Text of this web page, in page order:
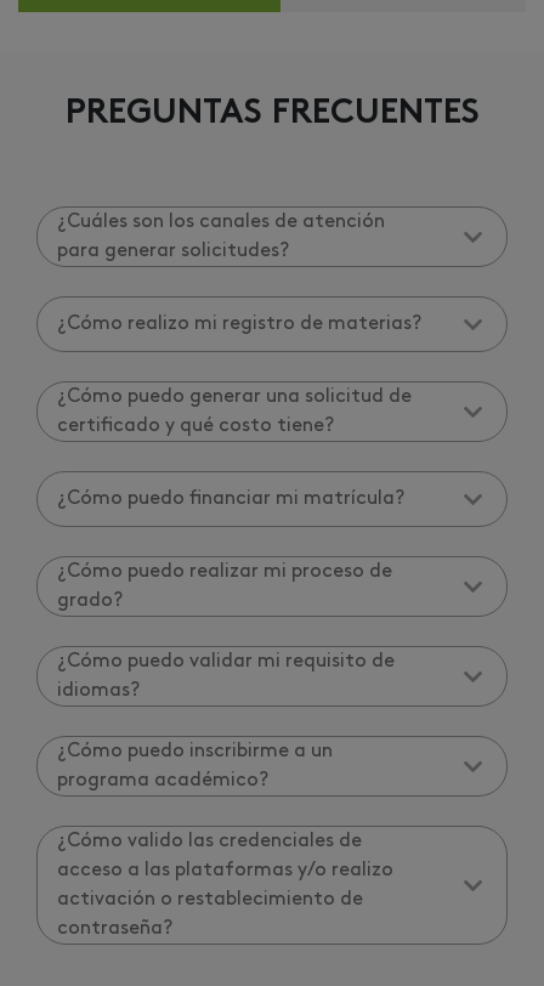
PREGUNTAS FRECUENTES
¿Cuáles son los canales de atención
para generar solicitudes?
¿Cómo realizo mi registro de materias?
¿Cómo puedo generar una solicitud de
certificado y qué costo tiene?
¿Cómo puedo financiar mi matrícula?
¿Cómo puedo realizar mi proceso de
grado?
¿Cómo puedo validar mi requisito de
idiomas?
¿Cómo puedo inscribirme a un
programa académico?
¿Cómo valido las credenciales de
acceso a las plataformas y/o realizo
activación o restablecimiento de
contraseña?